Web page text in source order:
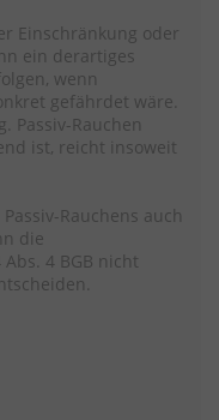
Einschränkung oder
ein derartiges
wenn
gefährdet wäre.
Passiv-Rauchen
ist, reicht insoweit
Rauchens auch
die
4 BGB nicht